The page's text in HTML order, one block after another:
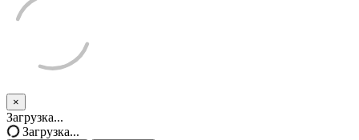
×
Закрыть
тикет
Загрузка...
Загрузка...